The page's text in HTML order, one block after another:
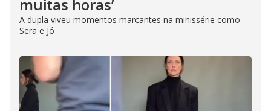
muitas horas’
A dupla viveu momentos marcantes na minissérie como
Sera e Jó